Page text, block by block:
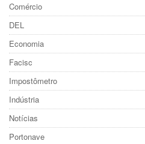
Comércio
DEL
Economia
Facisc
Impostômetro
Indústria
Notícias
Portonave